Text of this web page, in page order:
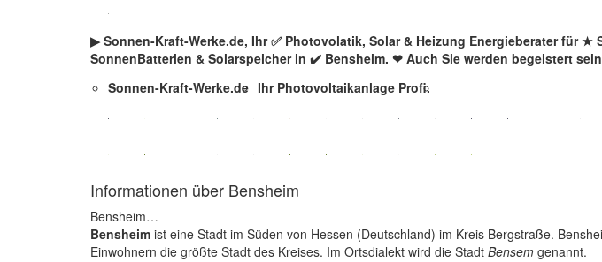
▶︎ Sonnen-Kraft-Werke.de, Ihr ✅ Photovolatik, Solar & Heizung Energieberater
SonnenBatterien & Solarspeicher in ✔️ Bensheim. ❤ Auch Sie werden begeistert
Sonnen-Kraft-Werke.de Ihr Photovoltaikanlage Profi.
Informationen über Bensheim
Bensheim…
Bensheim ist eine Stadt im Süden von Hessen (Deutschland) im Kreis Bergstraße.
Einwohnern die größte Stadt des Kreises. Im Ortsdialekt wird die Stadt Bensem genannt.